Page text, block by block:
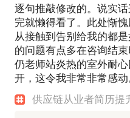
逐句推敲修改的。说实
完就懒得看了。此处惭
从接触到告别给我的都
的问题有点多在咨询结
仍老师站炎热的室外耐
开，这令我非常非常感动
供应链从业者简历提